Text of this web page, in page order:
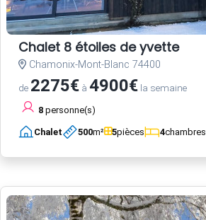
Chalet 8 étoiles de yvette
Chamonix-Mont-Blanc 74400
de 2275€ à 4900€ la semaine
8 personne(s)
Chalet 500m² 5pièces 4chambres